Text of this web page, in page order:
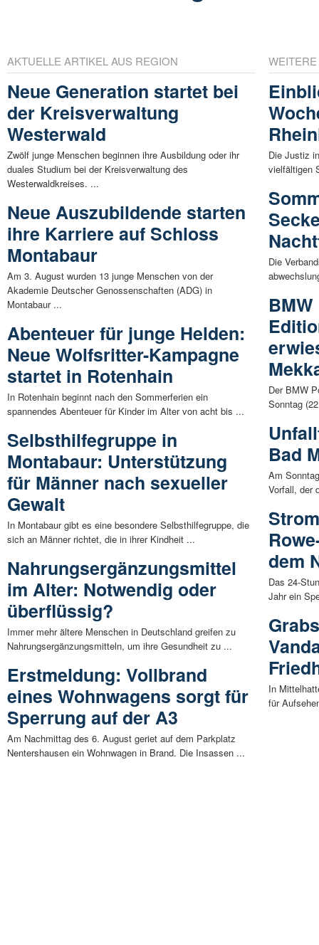
AKTUELLE ARTIKEL AUS REGION
Neue Generation startet bei
der Kreisverwaltung
Westerwald
Zwölf junge Menschen beginnen ihre Ausbildung oder ihr
duales Studium bei der Kreisverwaltung des
Westerwaldkreises. ...
Neue Auszubildende starten
ihre Karriere auf Schloss
Montabaur
Am 3. August wurden 13 junge Menschen von der
Akademie Deutscher Genossenschaften (ADG) in
Montabaur ...
Abenteuer für junge Helden:
Neue Wolfsritter-Kampagne
startet in Rotenhain
In Rotenhain beginnt nach den Sommerferien ein
spannendes Abenteuer für Kinder im Alter von acht bis ...
Selbsthilfegruppe in
Montabaur: Unterstützung
für Männer nach sexueller
Gewalt
In Montabaur gibt es eine besondere Selbsthilfegruppe, die
sich an Männer richtet, die in ihrer Kindheit ...
Nahrungsergänzungsmittel
im Alter: Notwendig oder
überflüssig?
Immer mehr ältere Menschen in Deutschland greifen zu
Nahrungsergänzungsmitteln, um ihre Gesundheit zu ...
Erstmeldung: Vollbrand
eines Wohnwagens sorgt für
Sperrung auf der A3
Am Nachmittag des 6. August geriet auf dem Parkplatz
Nentershausen ein Wohnwagen in Brand. Die Insassen ...
Die Justiz
vielfältigen
Die
Der BMW
Sonntag
Bad
Am
Vorfall, der
dem
Das 24-
Jahr ein
In
für